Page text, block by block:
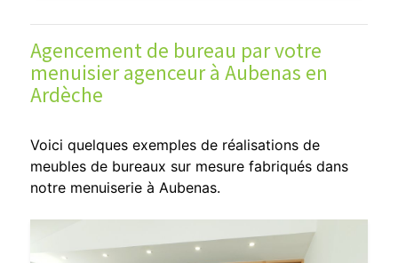
Agencement de bureau par votre
menuisier agenceur à Aubenas en
Ardèche
Voici quelques exemples de réalisations de
meubles de bureaux sur mesure fabriqués dans
notre menuiserie à Aubenas.